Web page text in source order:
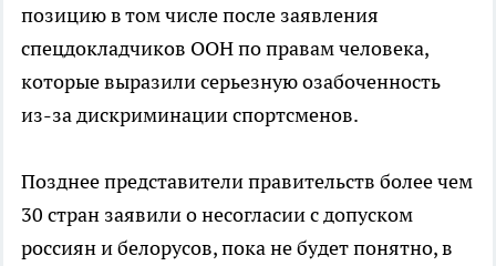
позицию в том числе после заявления
спецдокладчиков ООН по правам человека,
которые выразили серьезную озабоченность
из-за дискриминации спортсменов.
Позднее представители правительств более чем
30 стран заявили о несогласии с допуском
россиян и белорусов, пока не будет понятно, в